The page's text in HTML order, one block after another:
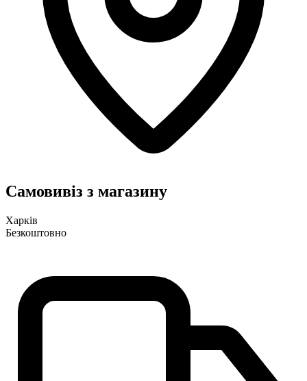
Самовивіз з магазину
Харків
Безкоштовно